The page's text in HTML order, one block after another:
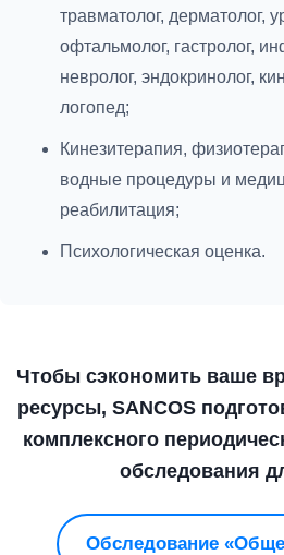
травматолог, дерматолог,
офтальмолог, гастролог,
невролог, эндокринолог,
логопед;
Кинезитерапия,
водные процедуры и
реабилитация;
Психологическая оценка.
Чтобы сэкономить ваше
ресурсы, SANCOS
комплексного
обследования
Обследование